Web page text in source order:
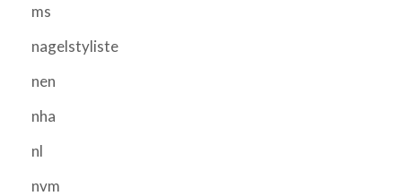
ms
nagelstyliste
nen
nha
nl
nvm